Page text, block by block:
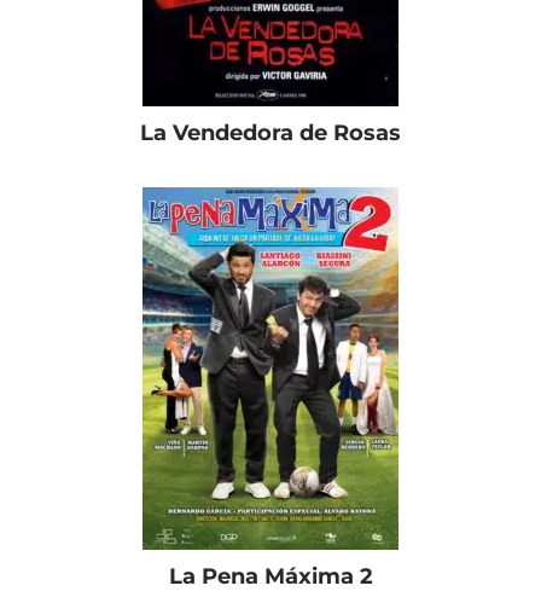
La Vendedora de Rosas
La Pena Máxima 2